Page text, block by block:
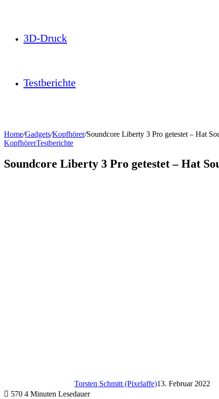
3D-Druck
Testberichte
Home/Gadgets/Kopfhörer/Soundcore Liberty 3 Pro getestet – Hat
KopfhörerTestberichte
Soundcore Liberty 3 Pro getestet – Hat
Torsten Schmitt (Pixelaffe)13. Februar 2022
570 4 Minuten Lesedauer